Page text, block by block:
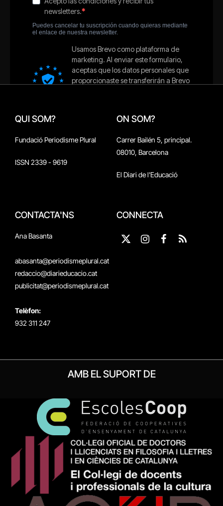
QUI SOM?
Fundació Periodisme Plural
ISSN 2339 - 9619
ON SOM?
Carrer Bailén 5, principal.
08010, Barcelona
El Diari de l'Educació
CONTACTA'NS
Ana Basanta
abasanta@periodismeplural.cat
redaccio@diarieducacio.cat
publicitat@periodismeplural.cat
Telèfon:
932 311 247
CONNECTA
X
Instagram
Facebook
RSS
AMB EL SUPORT DE